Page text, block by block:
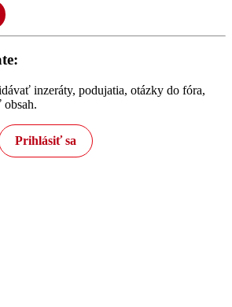
inzeráty, podujatia, otázky do fóra,
Prihlásiť sa